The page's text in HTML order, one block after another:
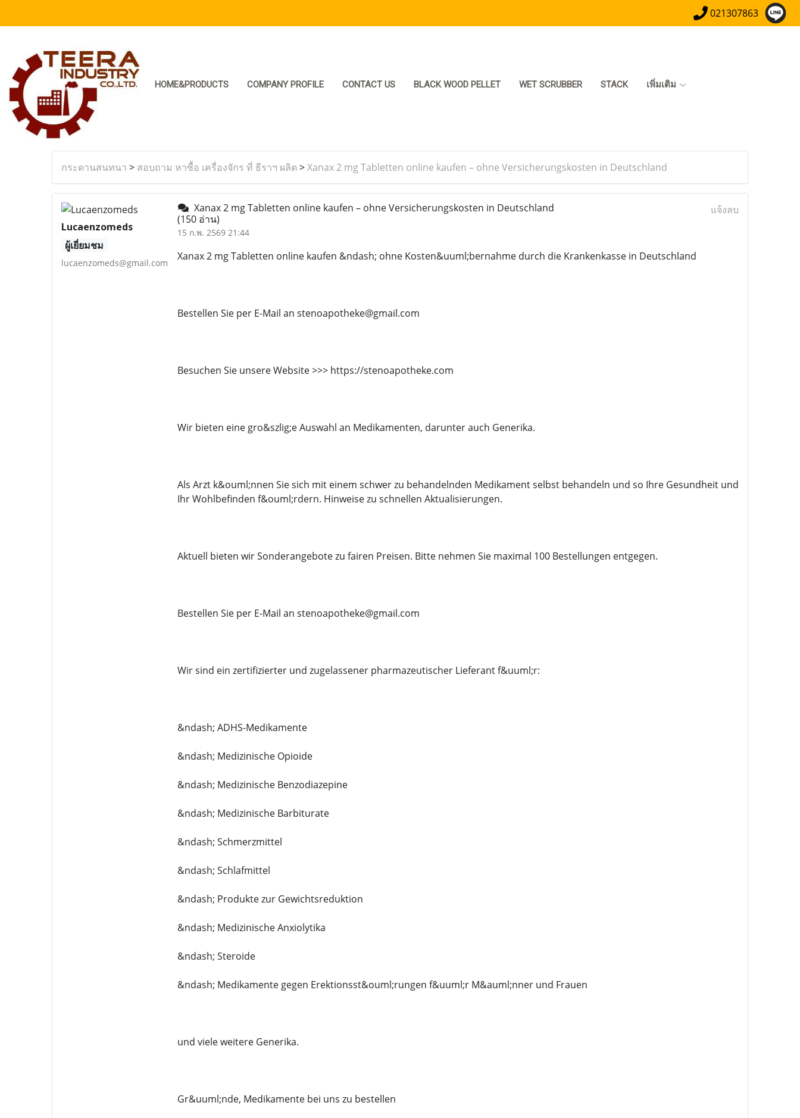
021307863
HOME&PRODUCTS COMPANY PROFILE CONTACT US BLACK WOOD PELLET WET SCRUBBER STACK เพิ่มเติม
กระดานสนทนา > สอบถาม หาซื้อ เครื่องจักร ที่ ธีราฯ ผลิต >Xanax 2 mg Tabletten online kaufen – ohne Versicherungskosten in Deutschland
Lucaenzomeds
ผู้เยี่ยมชม
lucaenzomeds@gmail.com
Xanax 2 mg Tabletten online kaufen – ohne Versicherungskosten in Deutschland
(150 อ่าน)
15 ก.พ. 2569 21:44
แจ้งลบ
Xanax 2 mg Tabletten online kaufen &ndash; ohne Kosten&uuml;bernahme durch die Krankenkasse in Deutschland
Bestellen Sie per E-Mail an stenoapotheke@gmail.com
Besuchen Sie unsere Website >>> https://stenoapotheke.com
Wir bieten eine gro&szlig;e Auswahl an Medikamenten, darunter auch Generika.
Als Arzt k&ouml;nnen Sie sich mit einem schwer zu behandelnden Medikament selbst behandeln und so Ihre Gesundheit und
Ihr Wohlbefinden f&ouml;rdern. Hinweise zu schnellen Aktualisierungen.
Aktuell bieten wir Sonderangebote zu fairen Preisen. Bitte nehmen Sie maximal 100 Bestellungen entgegen.
Bestellen Sie per E-Mail an stenoapotheke@gmail.com
Wir sind ein zertifizierter und zugelassener pharmazeutischer Lieferant f&uuml;r:
&ndash; ADHS-Medikamente
&ndash; Medizinische Opioide
&ndash; Medizinische Benzodiazepine
&ndash; Medizinische Barbiturate
&ndash; Schmerzmittel
&ndash; Schlafmittel
&ndash; Produkte zur Gewichtsreduktion
&ndash; Medizinische Anxiolytika
&ndash; Steroide
&ndash; Medikamente gegen Erektionsst&ouml;rungen f&uuml;r M&auml;nner und Frauen
und viele weitere Generika.
Gr&uuml;nde, Medikamente bei uns zu bestellen